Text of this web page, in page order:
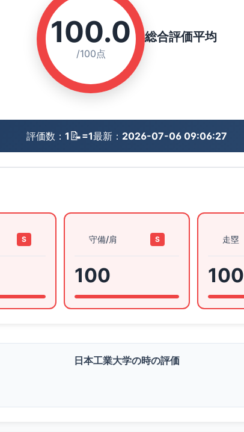
100.0
/100点
総合評価平均
評価数： 1 📝=1最新： 2026-07-06 09:06:27
S 守備/肩 S
100
走塁
100
日本工業大学の時の評価